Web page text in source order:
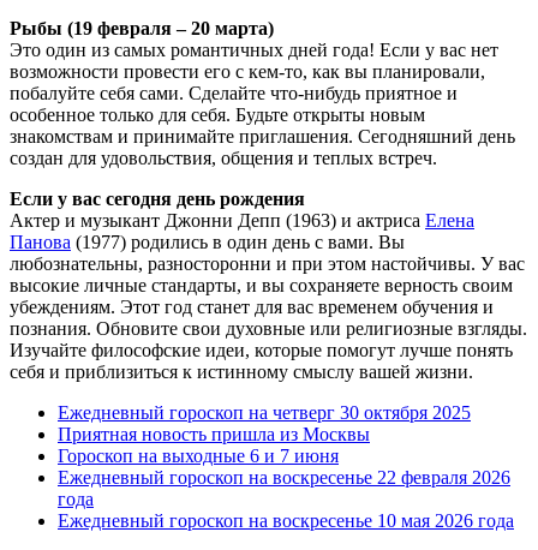
Рыбы (19 февраля – 20 марта)
Это один из самых романтичных дней года! Если у вас нет
возможности провести его с кем-то, как вы планировали,
побалуйте себя сами. Сделайте что-нибудь приятное и
особенное только для себя. Будьте открыты новым
знакомствам и принимайте приглашения. Сегодняшний день
создан для удовольствия, общения и теплых встреч.
Если у вас сегодня день рождения
Актер и музыкант Джонни Депп (1963) и актриса Елена
Панова (1977) родились в один день с вами. Вы
любознательны, разносторонни и при этом настойчивы. У вас
высокие личные стандарты, и вы сохраняете верность своим
убеждениям. Этот год станет для вас временем обучения и
познания. Обновите свои духовные или религиозные взгляды.
Изучайте философские идеи, которые помогут лучше понять
себя и приблизиться к истинному смыслу вашей жизни.
Ежедневный гороскоп на четверг 30 октября 2025
Приятная новость пришла из Москвы
Гороскоп на выходные 6 и 7 июня
Ежедневный гороскоп на воскресенье 22 февраля 2026
года
Ежедневный гороскоп на воскресенье 10 мая 2026 года